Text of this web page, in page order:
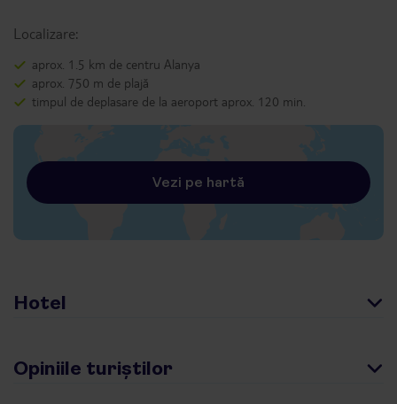
Localizare:
aprox. 1.5 km de centru Alanya
aprox. 750 m de plajă
timpul de deplasare de la aeroport aprox. 120 min.
Vezi pe hartă
Hotel
Opiniile turiștilor